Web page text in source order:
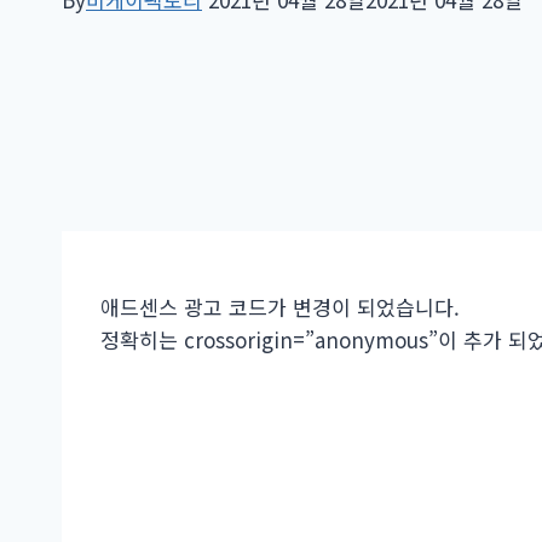
애드센스 광고 코드가 변경이 되었습니다.
정확히는 crossorigin=”anonymous”이 추가 되